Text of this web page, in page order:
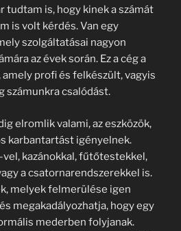
tudtam is, hogy kinek a számát
is volt kérdés. Van egy
szolgáltatásai nagyon
az évek során. Ez a cég a
profi és felkészült, vagyis
számunkra csalódást.
elromlik valami, az eszközök,
karbantartást igényelnek.
kazánokkal, fűtőtestekkel,
a csatornarendszerekkel is.
melyek felmerülése igen
megakadályozhatja, hogy egy
mederben folyjanak.